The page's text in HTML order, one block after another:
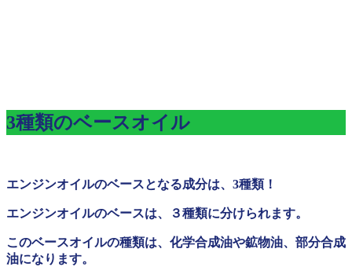
3種類のベースオイル
エンジンオイルのベースとなる成分は、3種類！
エンジンオイルのベースは、３種類に分けられます。
このベースオイルの種類は、化学合成油や鉱物油、部分合成
油になります。